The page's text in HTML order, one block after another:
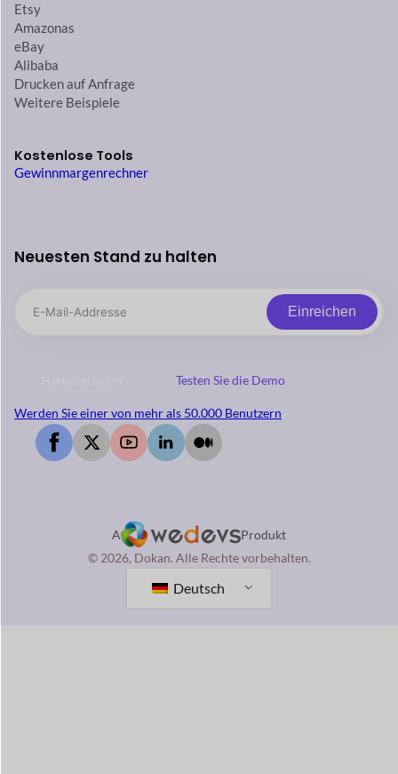
Etsy
Amazonas
eBay
Alibaba
Drucken auf Anfrage
Weitere Beispiele
Kostenlose Tools
Gewinnmargenrechner
Neuesten Stand zu halten
Einreichen
Testen Sie die Demo
Werden Sie einer von mehr als 50.000 Benutzern
A
Produkt
© 2026, Dokan. Alle Rechte vorbehalten.
Deutsch